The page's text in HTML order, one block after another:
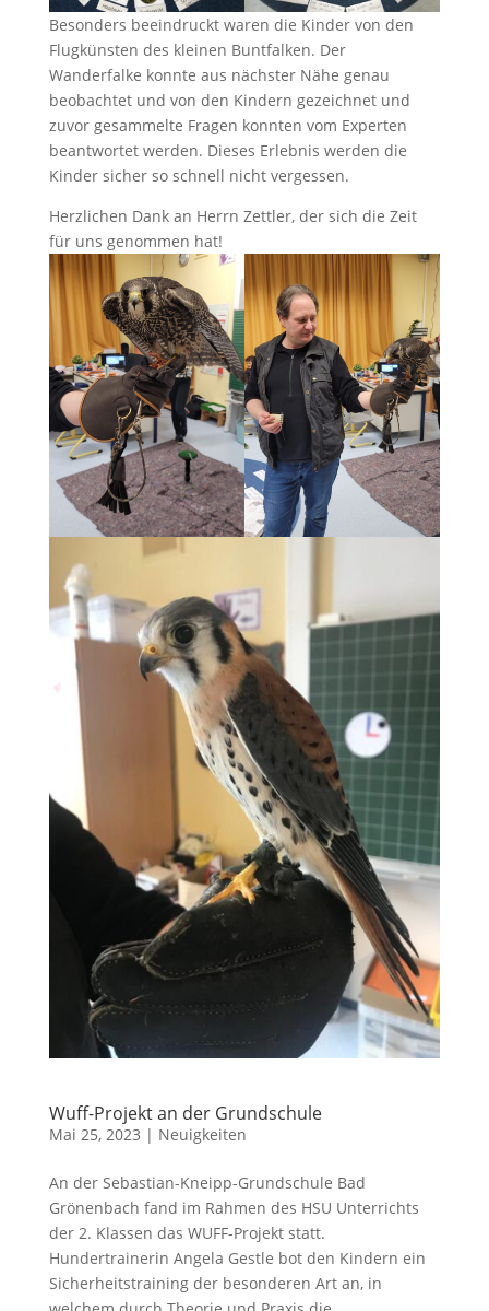
Besonders beeindruckt waren die Kinder von den
Flugkünsten des kleinen Buntfalken. Der
Wanderfalke konnte aus nächster Nähe genau
beobachtet und von den Kindern gezeichnet und
zuvor gesammelte Fragen konnten vom Experten
beantwortet werden. Dieses Erlebnis werden die
Kinder sicher so schnell nicht vergessen.
Herzlichen Dank an Herrn Zettler, der sich die Zeit
für uns genommen hat!
Wuff-Projekt an der Grundschule
Mai 25, 2023 | Neuigkeiten
An der Sebastian-Kneipp-Grundschule Bad
Grönenbach fand im Rahmen des HSU Unterrichts
der 2. Klassen das WUFF-Projekt statt.
Hundertrainerin Angela Gestle bot den Kindern ein
Sicherheitstraining der besonderen Art an, in